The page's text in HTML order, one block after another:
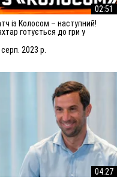
02:51
готується до гри у
2023 р.
04:27